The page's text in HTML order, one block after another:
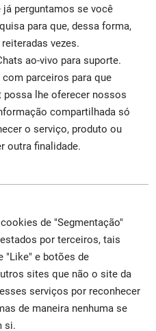
perguntamos se você
para que, dessa forma,
vezes.
ao-vivo para suporte.
parceiros para que
possa lhe oferecer nossos
compartilhada só
o serviço, produto ou
outra finalidade.
de "Segmentação"
por terceiros, tais
"Like" e botões de
sites que não o site da
serviços por reconhecer
de maneira nenhuma se
si.